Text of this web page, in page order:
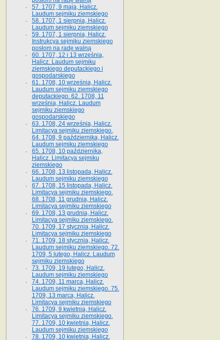
57. 1707, 9 maja, Halicz.
Laudum sejmiku ziemskiego
58. 1707, 1 sierpnia, Halicz.
Laudum sejmiku ziemskiego
59. 1707, 1 sierpnia, Halicz.
Instrukcya sejmiku ziemskiego
posłom na radę walną
60. 1707, 12 i 13 września,
Halicz. Laudum sejmiku
ziemskiego deputackiego i
gospodarskiego
61. 1708, 10 września, Halicz.
Laudum sejmiku ziemskiego
deputackiego. 62. 1708, 11
września, Halicz. Laudum
sejmiku ziemskiego
gospodarskiego
63. 1708, 24 września, Halicz.
Limitacya sejmiku ziemskiego.
64. 1708, 9 października, Halicz.
Laudum sejmiku ziemskiego
65­. 1708, 10 października,
Halicz. Limitacya sejmiku
ziemskiego
66. 1708, 13 listopada, Halicz.
Laudum sejmiku ziemskiego
67. 1708, 15 listopada, Halicz.
Limitacya sejmiku ziemskiego.
68. 1708, 11 grudnia, Halicz.
Limitacya sejmiku ziemskiego
69. 1708, 13 grudnia, Halicz.
Limitacya sejmiku ziemskiego.
70. 1709, 17 stycznia, Halicz.
Limitacya sejmiku ziemskiego
71. 1709, 18 stycznia, Halicz.
Laudum sejmiku ziemskiego. 72.
1709, 5 lutego, Halicz. Laudum
sejmiku ziemskiego
73. 1709, 19 lutego, Halicz.
Laudum sejmiku ziemskiego
74. 1709, 11 marca, Halicz.
Laudum sejmiku ziemskiego. 75.
1709, 13 marca, Halicz.
Limitacya sejmiku ziemskiego
76. 1709, 9 kwietnia, Halicz.
Limitacya sejmiku ziemskiego.
77. 1709, 10 kwietnia, Halicz.
Laudum sejmiku ziemskiego
78. 1709, 10 kwietnia, Halicz.